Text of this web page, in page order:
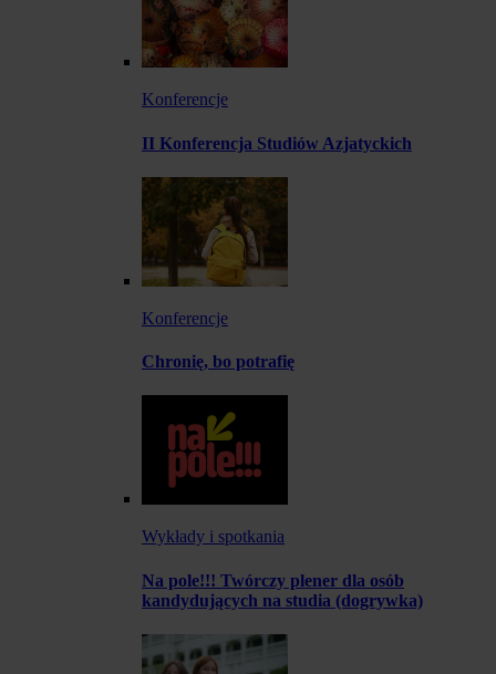
Konferencje
II Konferencja Studiów Azjatyckich
Konferencje
Chronię, bo potrafię
Wykłady i spotkania
Na pole!!! Twórczy plener dla osób
kandydujących na studia (dogrywka)